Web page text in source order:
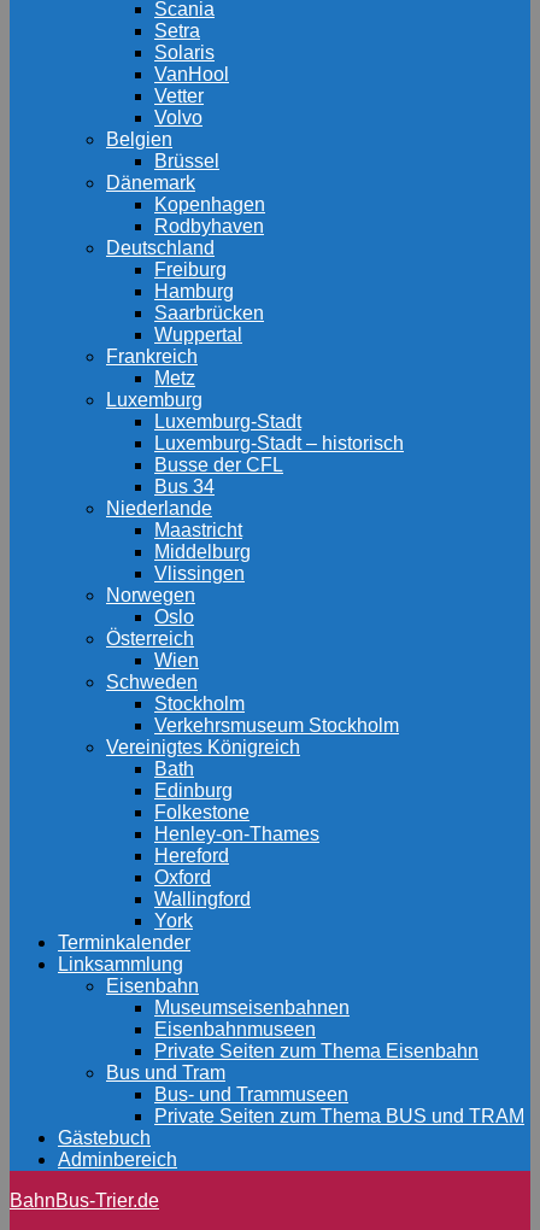
Scania
Setra
Solaris
VanHool
Vetter
Volvo
Belgien
Brüssel
Dänemark
Kopenhagen
Rodbyhaven
Deutschland
Freiburg
Hamburg
Saarbrücken
Wuppertal
Frankreich
Metz
Luxemburg
Luxemburg-Stadt
Luxemburg-Stadt – historisch
Busse der CFL
Bus 34
Niederlande
Maastricht
Middelburg
Vlissingen
Norwegen
Oslo
Österreich
Wien
Schweden
Stockholm
Verkehrsmuseum Stockholm
Vereinigtes Königreich
Bath
Edinburg
Folkestone
Henley-on-Thames
Hereford
Oxford
Wallingford
York
Terminkalender
Linksammlung
Eisenbahn
Museumseisenbahnen
Eisenbahnmuseen
Private Seiten zum Thema Eisenbahn
Bus und Tram
Bus- und Trammuseen
Private Seiten zum Thema BUS und TRAM
Gästebuch
Adminbereich
BahnBus-Trier.de